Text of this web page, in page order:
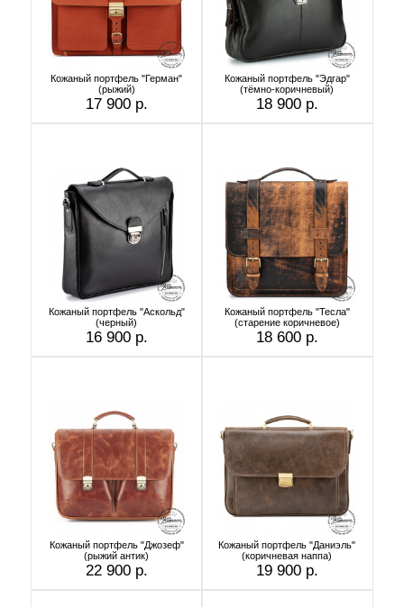
Кожаный портфель "Герман"
(рыжий)
17 900 р.
Кожаный портфель "Эдгар"
(тёмно-коричневый)
18 900 р.
Кожаный портфель "Аскольд"
(черный)
16 900 р.
Кожаный портфель "Тесла"
(старение коричневое)
18 600 р.
Кожаный портфель "Джозеф"
(рыжий антик)
22 900 р.
Кожаный портфель "Даниэль"
(коричневая наппа)
19 900 р.